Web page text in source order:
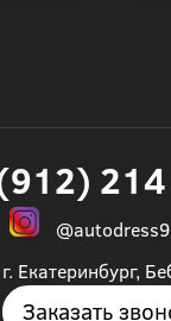
г. Екатеринбург,
Заказать